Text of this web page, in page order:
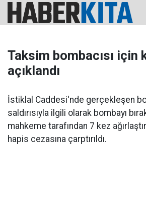
Taksim bombacısı için
açıklandı
İstiklal Caddesi'nde gerçekleşen
saldırısıyla ilgili olarak bombayı
mahkeme tarafından 7 kez
hapis cezasına çarptırıldı.